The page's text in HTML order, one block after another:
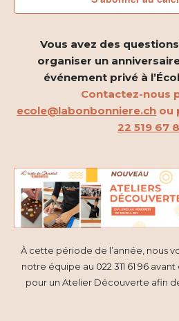
Vous avez des
organiser un
événement privé à
Contactez-nous
ecole@labonbonniere.ch ou
22 519 67
À cette période de l’année, nous
notre équipe au 022 311 61 96avant
pour un Atelier Découverte afin